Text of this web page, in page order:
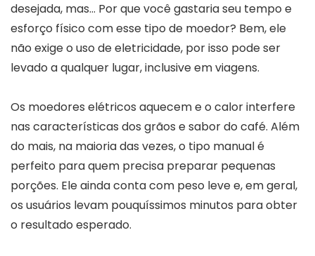
desejada, mas… Por que você gastaria seu tempo e
esforço físico com esse tipo de moedor? Bem, ele
não exige o uso de eletricidade, por isso pode ser
levado a qualquer lugar, inclusive em viagens.
Os moedores elétricos aquecem e o calor interfere
nas características dos grãos e sabor do café. Além
do mais, na maioria das vezes, o tipo manual é
perfeito para quem precisa preparar pequenas
porções. Ele ainda conta com peso leve e, em geral,
os usuários levam pouquíssimos minutos para obter
o resultado esperado.